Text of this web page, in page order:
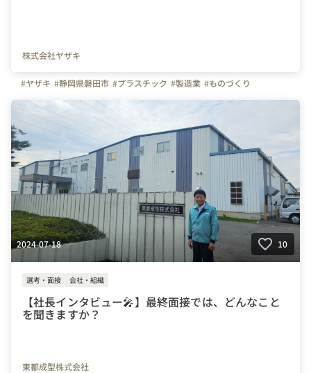
株式会社ヤザキ
#ヤザキ #静岡県磐田市 #プラスチック #製造業 #ものづくり
2024-07-18 10
選考・面接 会社・組織
【社長インタビュー🎤】最終面接では、どんなこと
を聞きますか？
東都成型株式会社